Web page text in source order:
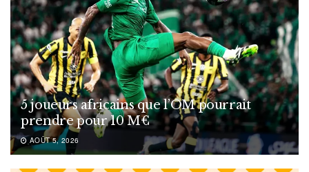
5 joueurs africains que l’OM pourrait
prendre pour 10 M€
AOÛT 5, 2026